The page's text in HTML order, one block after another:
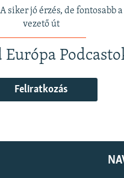
siker jó érzés, de fontosabb a
vezető út
Európa
Feliratkozás